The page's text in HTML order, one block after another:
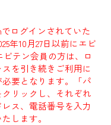
ログインされていた
年10月27日以前にエビ
テン会員の方は、ロ
を引き続きご利用に
要となります。「パ
リックし、それぞれ
ス、電話番号を入力
します。